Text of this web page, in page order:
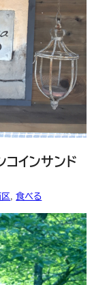
インサンド
, 食べる